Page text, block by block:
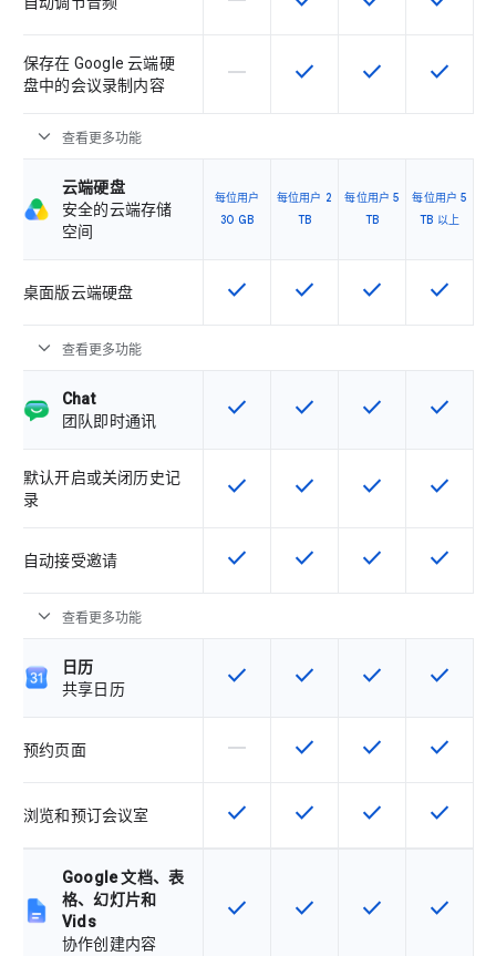
保存在 Google 云端硬
盘中的会议录制内容
该 SKU 不支持此功能
horizontal_rule 该 SKU 提供此功能
check 该 SKU 提供此功
check 该 SKU
check
expand_more 查看更多功能
云端硬盘
安全的云端存储
空间
每位用户
30 GB
每位用户 2
TB
每位用户 5
TB
每位用户 5
TB 以上
桌面版云端硬盘 该 SKU 提供此功能
check 该 SKU 提供此功能
check 该 SKU 提供此功
check 该 SKU
check
expand_more 查看更多功能
Chat
团队即时通讯
该 SKU 提供此功能
check 该 SKU 提供此功能
check 该 SKU 提供此功
check 该 SKU
check
默认开启或关闭历史记
录
该 SKU 提供此功能
check 该 SKU 提供此功能
check 该 SKU 提供此功
check 该 SKU
check
自动接受邀请 该 SKU 提供此功能
check 该 SKU 提供此功能
check 该 SKU 提供此功
check 该 SKU
check
expand_more 查看更多功能
日历
共享日历
该 SKU 提供此功能
check 该 SKU 提供此功能
check 该 SKU 提供此功
check 该 SKU
check
预约页面 该 SKU 不支持此功能
horizontal_rule 该 SKU 提供此功能
check 该 SKU 提供此功
check 该 SKU
check
浏览和预订会议室 该 SKU 提供此功能
check 该 SKU 提供此功能
check 该 SKU 提供此功
check 该 SKU
check
Google 文档、表
格、幻灯片和
Vids
协作创建内容
该 SKU 提供此功能
check 该 SKU 提供此功能
check 该 SKU 提供此功
check 该 SKU
check